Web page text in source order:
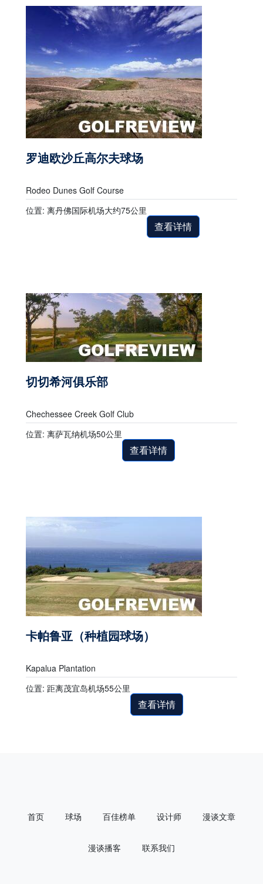
罗迪欧沙丘高尔夫球场
Rodeo Dunes Golf Course
位置: 离丹佛国际机场大约75公里
查看详情
切切希河俱乐部
Chechessee Creek Golf Club
位置: 离萨瓦纳机场50公里
查看详情
卡帕鲁亚（种植园球场）
Kapalua Plantation
位置: 距离茂宜岛机场55公里
查看详情
首页 球场 百佳榜单 设计师 漫谈文章
漫谈播客 联系我们